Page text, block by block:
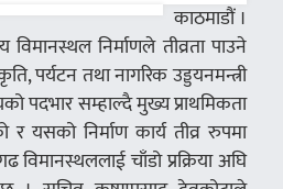
काठमाडौं ।
विमानस्थल निर्माणले तीव्रता पाउने
पर्यटन तथा नागरिक उड्डयनमन्त्री
पदभार सम्हाल्दै मुख्य प्राथमिकता
यसको निर्माण कार्य तीव्र रुपमा
चाँडो प्रक्रिया अघि